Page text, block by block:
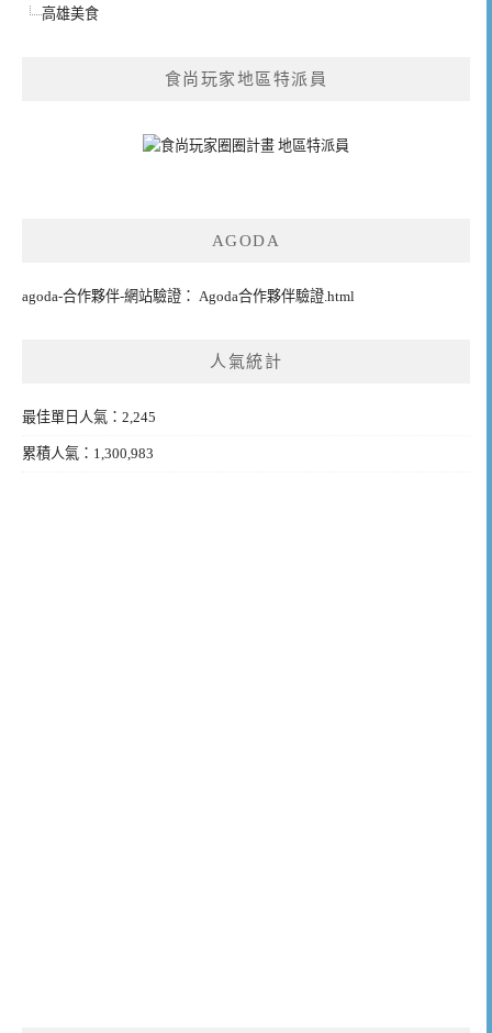
高雄美食
食尚玩家地區特派員
AGODA
agoda-合作夥伴-網站驗證： Agoda合作夥伴驗證.html
人氣統計
最佳單日人氣：2,245
累積人氣：1,300,983